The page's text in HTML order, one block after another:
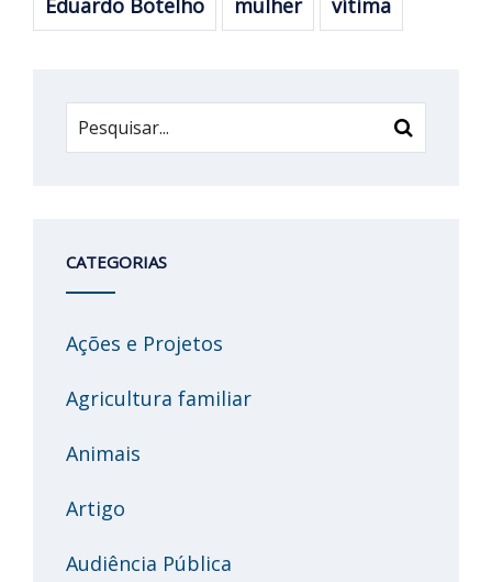
Eduardo Botelho mulher vítima
CATEGORIAS
Ações e Projetos
Agricultura familiar
Animais
Artigo
Audiência Pública